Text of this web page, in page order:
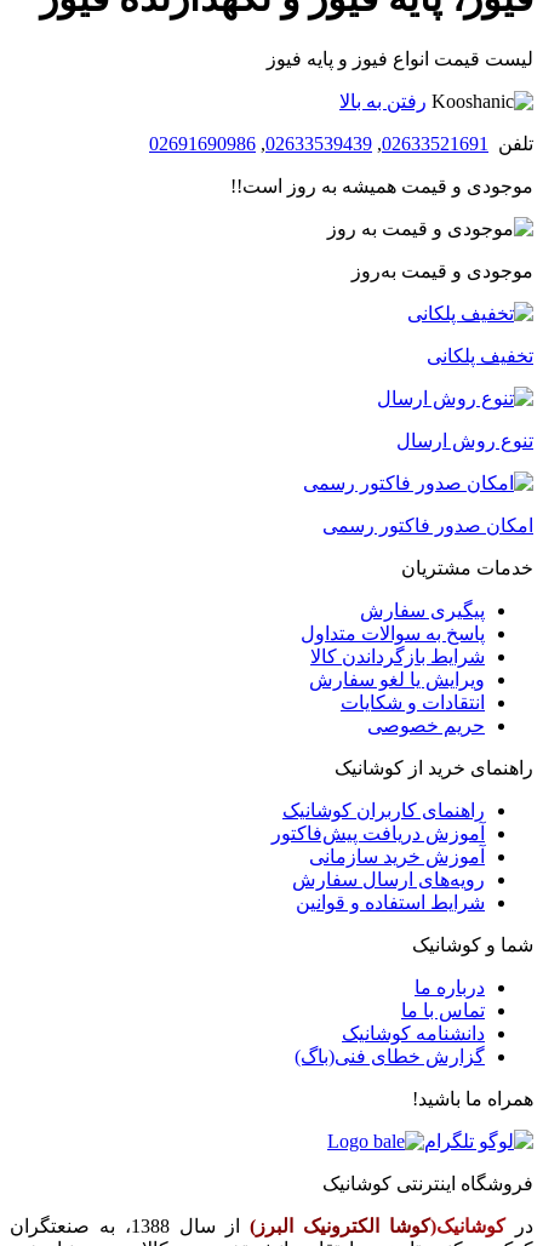
لیست قیمت انواع فیوز و پایه فیوز
رفتن به بالا
تلفن 02633521691
,
02633539439
,
02691690986
موجودی و قیمت همیشه به روز است!!
موجودی و قیمت به‌روز
تخفیف پلکانی
تنوع روش ارسال
امکان صدور فاکتور رسمی
خدمات مشتریان
پیگیری سفارش
پاسخ به سوالات متداول
شرایط بازگرداندن کالا
ویرایش یا لغو سفارش
انتقادات و شکایات
حریم خصوصی
راهنمای خرید از کوشانیک
راهنمای کاربران کوشانیک
آموزش دریافت پیش‌فاکتور
آموزش خرید سازمانی
رویه‌های ارسال سفارش
شرایط استفاده و قوانین
شما و کوشانیک
درباره ما
تماس با ما
دانشنامه کوشانیک
گزارش خطای فنی(باگ)
همراه ما باشید!
فروشگاه اینترنتی کوشانیک
در کوشانیک(کوشا الکترونیک البرز)
از سال 1388، به صنعتگران